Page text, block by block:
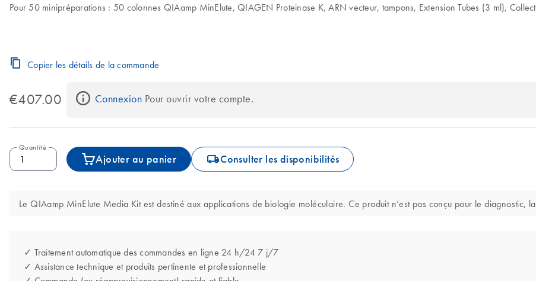
Pour 50 minipréparations : 50 colonnes QIAamp MinElute, QIAGEN Proteinase K, ARN vecteur, tampons, Extension Tubes (3 ml),
Copier les détails de la commande
€407.00 Connexion Pour ouvrir votre compte.
Quantité
Ajouter au panier icon_0062_deliver-s Consulter les disponibilités
Le QIAamp MinElute Media Kit est destiné aux applications de biologie moléculaire. Ce produit n’est pas conçu pour le diagnostic,
✓ Traitement automatique des commandes en ligne 24 h/24 7 j/7
✓ Assistance technique et produits pertinente et professionnelle